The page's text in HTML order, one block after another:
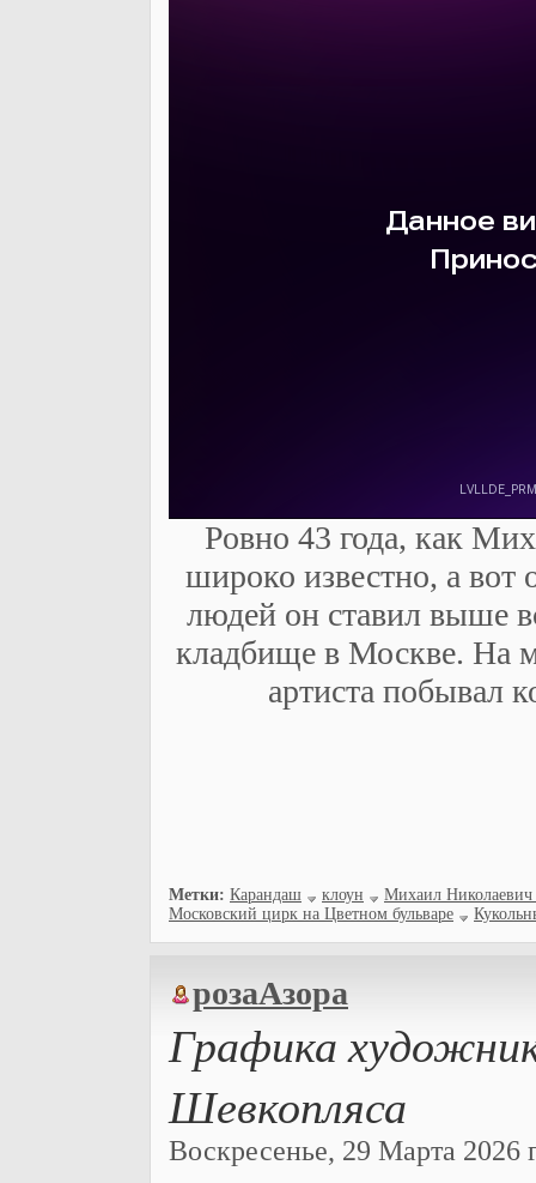
Ровно 43 года, как
широко известно, а вот
людей он ставил выше
кладбище в Москве. На
артиста побывал
Метки: Карандаш клоун
Михаил
Московский цирк на Цветном бульваре
розаАзора
Графика
Шевкопляса
Воскресенье, 29 Марта 2026